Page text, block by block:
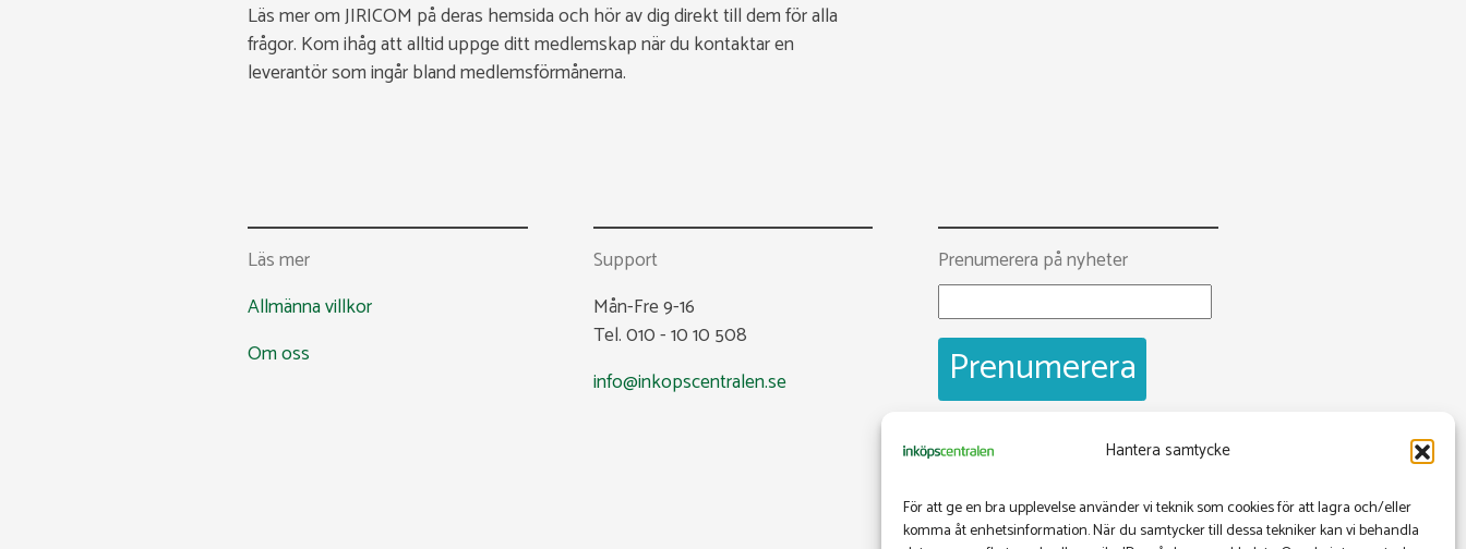
Hantera samtycke
För att ge en bra upplevelse använder vi teknik som cookies för att lagra och/eller
komma åt enhetsinformation. När du samtycker till dessa tekniker kan vi behandla
Läs mer om JIRICOM på deras hemsida och hör av dig direkt till dem för alla
frågor. Kom ihåg att alltid uppge ditt medlemskap när du kontaktar en
leverantör som ingår bland medlemsförmånerna.
Läs mer
Allmänna villkor
Om oss
Support
Mån-Fre 9-16
Tel. 010 - 10 10 508
info@inkopscentralen.se
Prenumerera på nyheter
@inkopscentralen